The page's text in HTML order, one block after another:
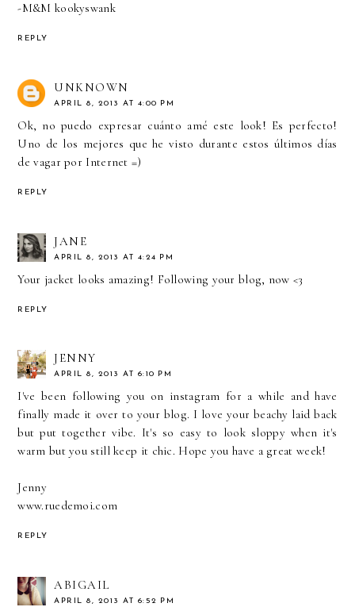
-M&M kookyswank
REPLY
UNKNOWN
APRIL 8, 2013 AT 4:00 PM
Ok, no puedo expresar cuánto amé este look! Es perfecto!
Uno de los mejores que he visto durante estos últimos días
de vagar por Internet =)
REPLY
JANE
APRIL 8, 2013 AT 4:24 PM
Your jacket looks amazing! Following your blog, now <3
REPLY
JENNY
APRIL 8, 2013 AT 6:10 PM
I've been following you on instagram for a while and have
finally made it over to your blog. I love your beachy laid back
but put together vibe. It's so easy to look sloppy when it's
warm but you still keep it chic. Hope you have a great week!
Jenny
www.ruedemoi.com
REPLY
ABIGAIL
APRIL 8, 2013 AT 6:52 PM